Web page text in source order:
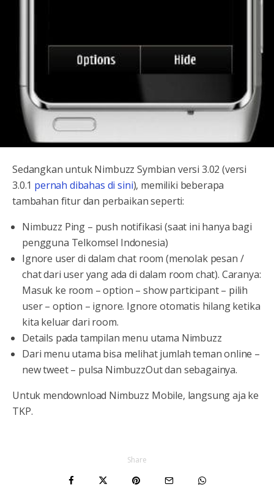
Sedangkan untuk Nimbuzz Symbian versi 3.02 (versi
3.0.1 pernah dibahas di sini), memiliki beberapa
tambahan fitur dan perbaikan seperti:
Nimbuzz Ping – push notifikasi (saat ini hanya bagi
pengguna Telkomsel Indonesia)
Ignore user di dalam chat room (menolak pesan /
chat dari user yang ada di dalam room chat). Caranya:
Masuk ke room – option – show participant – pilih
user – option – ignore. Ignore otomatis hilang ketika
kita keluar dari room.
Details pada tampilan menu utama Nimbuzz
Dari menu utama bisa melihat jumlah teman online –
new tweet – pulsa NimbuzzOut dan sebagainya.
Untuk mendownload Nimbuzz Mobile, langsung aja ke
TKP.
Share